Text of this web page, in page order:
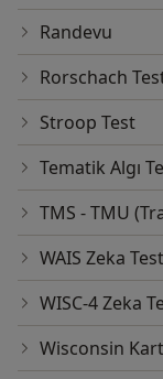
Randevu
Rorschach
Stroop Test
Tematik Algı
TMS - TMU
WAIS Zeka
WISC-4 Zeka
Wisconsin